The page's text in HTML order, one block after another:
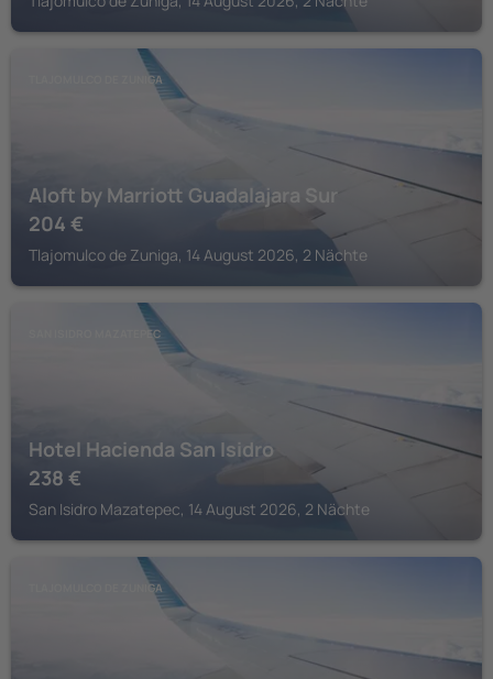
TLAJOMULCO DE ZUNIGA
Aloft by Marriott Guadalajara Sur
204 €
Tlajomulco de Zuniga, 14 August 2026, 2 Nächte
SAN ISIDRO MAZATEPEC
Hotel Hacienda San Isidro
238 €
San Isidro Mazatepec, 14 August 2026, 2 Nächte
TLAJOMULCO DE ZUNIGA